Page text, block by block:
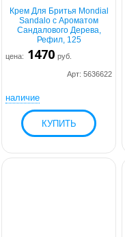
Крем Для Бритья Mondial
Sandalo с Ароматом
Сандалового Дерева,
Рефил, 125
цена: 1470 руб.
Арт: 5636622
наличие